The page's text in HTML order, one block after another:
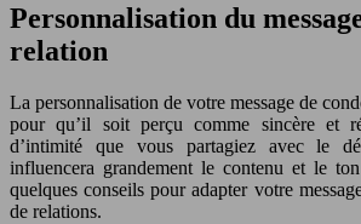
Personnalisation du
relation
La personnalisation de votre message de
pour qu’il soit perçu comme sincère et
d’intimité que vous partagiez avec le
influencera grandement le contenu et le
quelques conseils pour adapter votre
de relations.